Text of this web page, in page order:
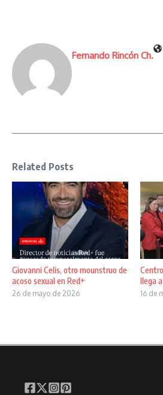
Fernando Rincón Ch.
Related Posts
Giovanni Celis, otro mounstruo de
acoso sexual en Red+
26 de mayo de 2026
llega
16 de